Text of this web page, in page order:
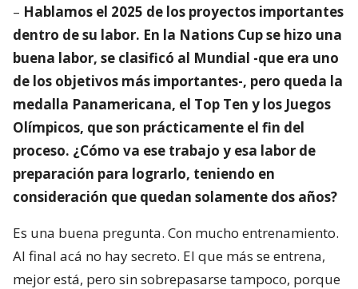
– Hablamos el 2025 de los proyectos importantes
dentro de su labor. En la Nations Cup se hizo una
buena labor, se clasificó al Mundial -que era uno
de los objetivos más importantes-, pero queda la
medalla Panamericana, el Top Ten y los Juegos
Olímpicos, que son prácticamente el fin del
proceso. ¿Cómo va ese trabajo y esa labor de
preparación para lograrlo, teniendo en
consideración que quedan solamente dos años?
Es una buena pregunta. Con mucho entrenamiento.
Al final acá no hay secreto. El que más se entrena,
mejor está, pero sin sobrepasarse tampoco, porque